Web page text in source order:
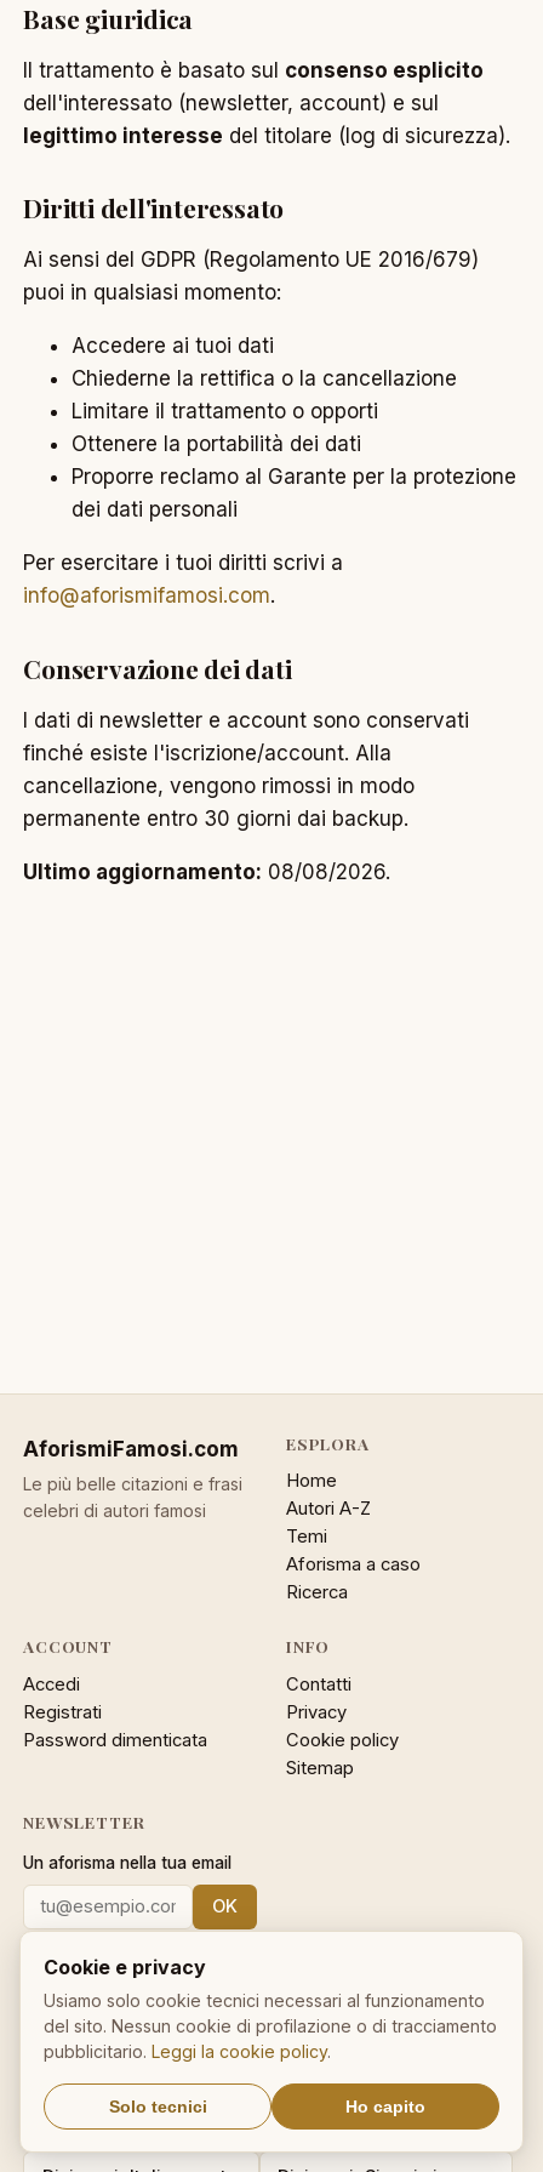
Base giuridica
Il trattamento è basato sul consenso esplicito
dell'interessato (newsletter, account) e sul
legittimo interesse del titolare (log di sicurezza).
Diritti dell'interessato
Ai sensi del GDPR (Regolamento UE 2016/679)
puoi in qualsiasi momento:
Accedere ai tuoi dati
Chiederne la rettifica o la cancellazione
Limitare il trattamento o opporti
Ottenere la portabilità dei dati
Proporre reclamo al Garante per la protezione
dei dati personali
Per esercitare i tuoi diritti scrivi a
info@aforismifamosi.com.
Conservazione dei dati
I dati di newsletter e account sono conservati
finché esiste l'iscrizione/account. Alla
cancellazione, vengono rimossi in modo
permanente entro 30 giorni dai backup.
Ultimo aggiornamento: 08/08/2026.
AforismiFamosi.com
Le più belle citazioni e frasi
celebri di autori famosi
ESPLORA
Home
Autori A-Z
Temi
Aforisma a caso
Ricerca
ACCOUNT
Accedi
Registrati
Password dimenticata
INFO
Contatti
Privacy
Cookie policy
Sitemap
NEWSLETTER
Un aforisma nella tua email
OK
un click.
CalcioMercato.in DictionnaireMedical.com
Cookie e privacy
Usiamo solo cookie tecnici necessari al funzionamento
del sito. Nessun cookie di profilazione o di tracciamento
pubblicitario.Leggi la cookie policy.
Solo tecnici Ho capito